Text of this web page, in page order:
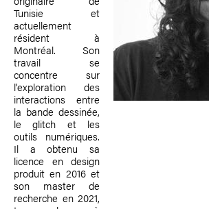
Tunisie et
actuellement
résident à
Montréal. Son
travail se
concentre sur
l'exploration des
interactions entre
la bande dessinée,
le glitch et les
outils numériques.
Il a obtenu sa
licence en design
produit en 2016 et
son master de
recherche en 2021,